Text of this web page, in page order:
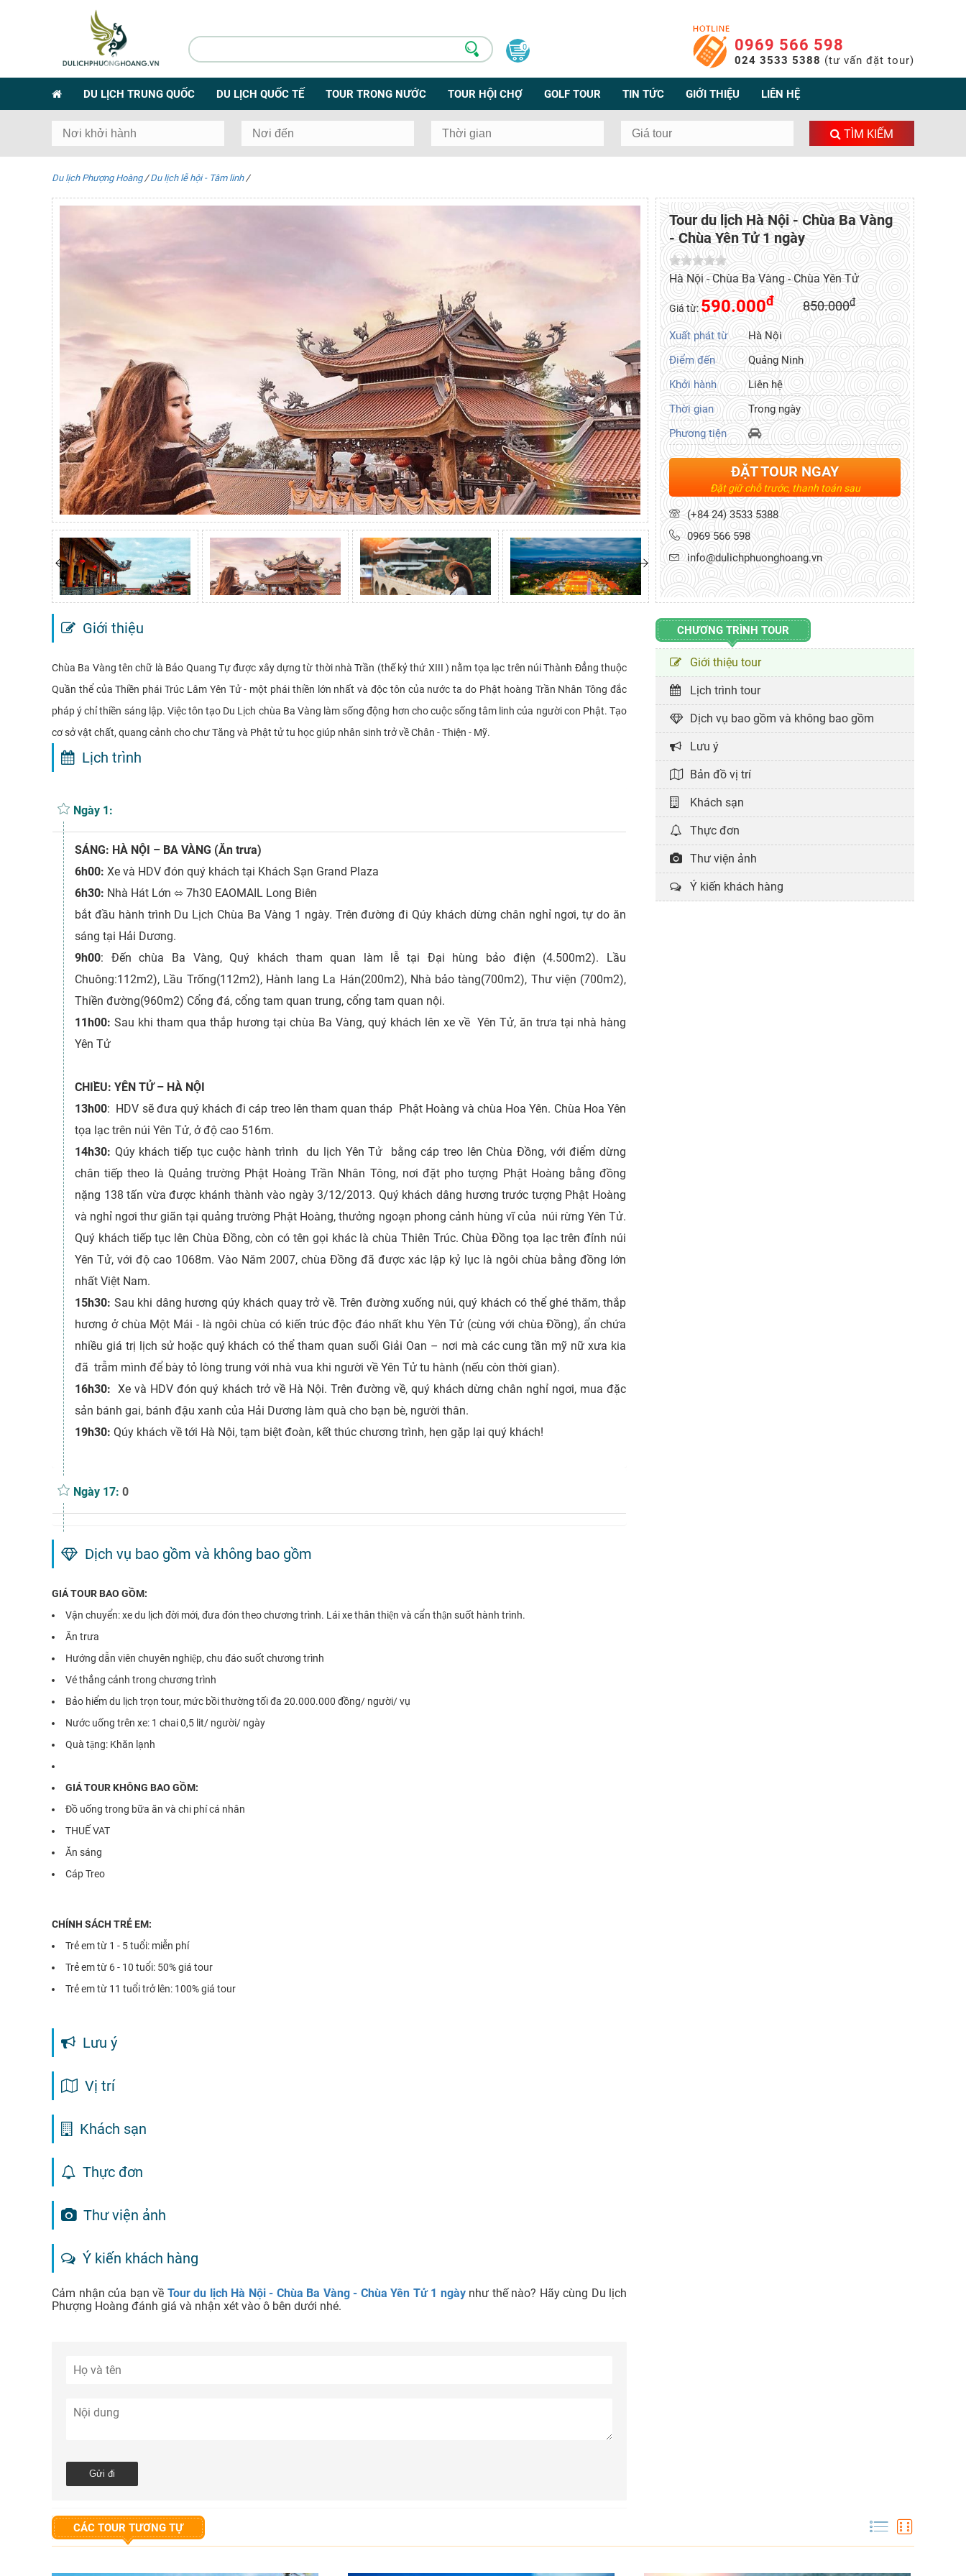
0 0969 566 598
024 3533 5388 (tư vấn đặt tour)
DU LỊCH TRUNG QUỐC DU LỊCH QUỐC TẾ TOUR TRONG NƯỚC TOUR HỘI CHỢ GOLF TOUR TIN TỨC GIỚI THIỆU LIÊN HỆ
TÌM KIẾM
Du lịch Phượng Hoàng / Du lịch lễ hội - Tâm linh /
Tour du lịch Hà Nội - Chùa Ba Vàng
- Chùa Yên Tử 1 ngày
Hà Nội - Chùa Ba Vàng - Chùa Yên Tử
Giá từ:590.000đ 850.000đ
Xuất phát từ
Hà Nội
Điểm đến
Quảng Ninh
Khởi hành
Liên hệ
Thời gian
Trong ngày
Phương tiện
ĐẶT TOUR NGAY
Đặt giữ chỗ trước, thanh toán sau
(+84 24) 3533 5388
0969 566 598
info@dulichphuonghoang.vn
Giới thiệu
Chùa Ba Vàng tên chữ là Bảo Quang Tự được xây dựng từ thời nhà Trần (thế kỷ thứ XIII ) nằm tọa lạc trên núi Thành Đẳng thuộc
Quần thể của Thiền phái Trúc Lâm Yên Tử - một phái thiền lớn nhất và độc tôn của nước ta do Phật hoàng Trần Nhân Tông đắc
pháp ý chỉ thiền sáng lập. Việc tôn tạo Du Lịch chùa Ba Vàng làm sống động hơn cho cuộc sống tâm linh của người con Phật. Tạo
cơ sở vật chất, quang cảnh cho chư Tăng và Phật tử tu học giúp nhân sinh trở về Chân - Thiện - Mỹ.
Lịch trình
Ngày 1:
SÁNG: HÀ NỘI – BA VÀNG (Ăn trưa)
6h00: Xe và HDV đón quý khách tại Khách Sạn Grand Plaza
6h30: Nhà Hát Lớn ⬄ 7h30 EAOMAIL Long Biên
bắt đầu hành trình Du Lịch Chùa Ba Vàng 1 ngày. Trên đường đi Qúy khách dừng chân nghỉ ngơi, tự do ăn
sáng tại Hải Dương.
9h00: Đến chùa Ba Vàng, Quý khách tham quan làm lễ tại Đại hùng bảo điện (4.500m2). Lầu
Chuông:112m2), Lầu Trống(112m2), Hành lang La Hán(200m2), Nhà bảo tàng(700m2), Thư viện (700m2),
Thiền đường(960m2) Cổng đá, cổng tam quan trung, cổng tam quan nội.
11h00: Sau khi tham qua thắp hương tại chùa Ba Vàng, quý khách lên xe về Yên Tử, ăn trưa tại nhà hàng
Yên Tử
CHIỀU: YÊN TỬ – HÀ NỘI
13h00: HDV sẽ đưa quý khách đi cáp treo lên tham quan tháp Phật Hoàng và chùa Hoa Yên. Chùa Hoa Yên
tọa lạc trên núi Yên Tử, ở độ cao 516m.
14h30: Qúy khách tiếp tục cuộc hành trình du lịch Yên Tử bằng cáp treo lên Chùa Đồng, với điểm dừng
chân tiếp theo là Quảng trường Phật Hoàng Trần Nhân Tông, nơi đặt pho tượng Phật Hoàng bằng đồng
nặng 138 tấn vừa được khánh thành vào ngày 3/12/2013. Quý khách dâng hương trước tượng Phật Hoàng
và nghỉ ngơi thư giãn tại quảng trường Phật Hoàng, thưởng ngoạn phong cảnh hùng vĩ của núi rừng Yên Tử.
Quý khách tiếp tục lên Chùa Đồng, còn có tên gọi khác là chùa Thiên Trúc. Chùa Đồng tọa lạc trên đỉnh núi
Yên Tử, với độ cao 1068m. Vào Năm 2007, chùa Đồng đã được xác lập kỷ lục là ngôi chùa bằng đồng lớn
nhất Việt Nam.
15h30: Sau khi dâng hương qúy khách quay trở về. Trên đường xuống núi, quý khách có thể ghé thăm, thắp
hương ở chùa Một Mái - là ngôi chùa có kiến trúc độc đáo nhất khu Yên Tử (cùng với chùa Đồng), ẩn chứa
nhiều giá trị lịch sử hoặc quý khách có thể tham quan suối Giải Oan – nơi mà các cung tần mỹ nữ xưa kia
đã trẫm mình để bày tỏ lòng trung với nhà vua khi người về Yên Tử tu hành (nếu còn thời gian).
16h30: Xe và HDV đón quý khách trở về Hà Nội. Trên đường về, quý khách dừng chân nghỉ ngơi, mua đặc
sản bánh gai, bánh đậu xanh của Hải Dương làm quà cho bạn bè, người thân.
19h30: Qúy khách về tới Hà Nội, tạm biệt đoàn, kết thúc chương trình, hẹn gặp lại quý khách!
Ngày 17: 0
Dịch vụ bao gồm và không bao gồm
GIÁ TOUR BAO GỒM:
Vận chuyển: xe du lịch đời mới, đưa đón theo chương trình. Lái xe thân thiện và cẩn thận suốt hành trình.
Ăn trưa
Hướng dẫn viên chuyên nghiệp, chu đáo suốt chương trình
Vé thắng cảnh trong chương trình
Bảo hiểm du lịch trọn tour, mức bồi thường tối đa 20.000.000 đồng/ người/ vụ
Nước uống trên xe: 1 chai 0,5 lit/ người/ ngày
Quà tặng: Khăn lạnh
GIÁ TOUR KHÔNG BAO GỒM:
Đồ uống trong bữa ăn và chi phí cá nhân
THUẾ VAT
Ăn sáng
Cáp Treo
CHÍNH SÁCH TRẺ EM:
Trẻ em từ 1 - 5 tuổi: miễn phí
Trẻ em từ 6 - 10 tuổi: 50% giá tour
Trẻ em từ 11 tuổi trở lên: 100% giá tour
Lưu ý
Vị trí
Khách sạn
Thực đơn
Thư viện ảnh
Ý kiến khách hàng
Cảm nhận của bạn về Tour du lịch Hà Nội - Chùa Ba Vàng - Chùa Yên Tử 1 ngàynhư thế nào? Hãy cùng Du lịch
Phượng Hoàng đánh giá và nhận xét vào ô bên dưới nhé.
CHƯƠNG TRÌNH TOUR
Giới thiệu tour
Lịch trình tour
Dịch vụ bao gồm và không bao gồm
Lưu ý
Bản đồ vị trí
Khách sạn
Thực đơn
Thư viện ảnh
Ý kiến khách hàng
CÁC TOUR TƯƠNG TỰ